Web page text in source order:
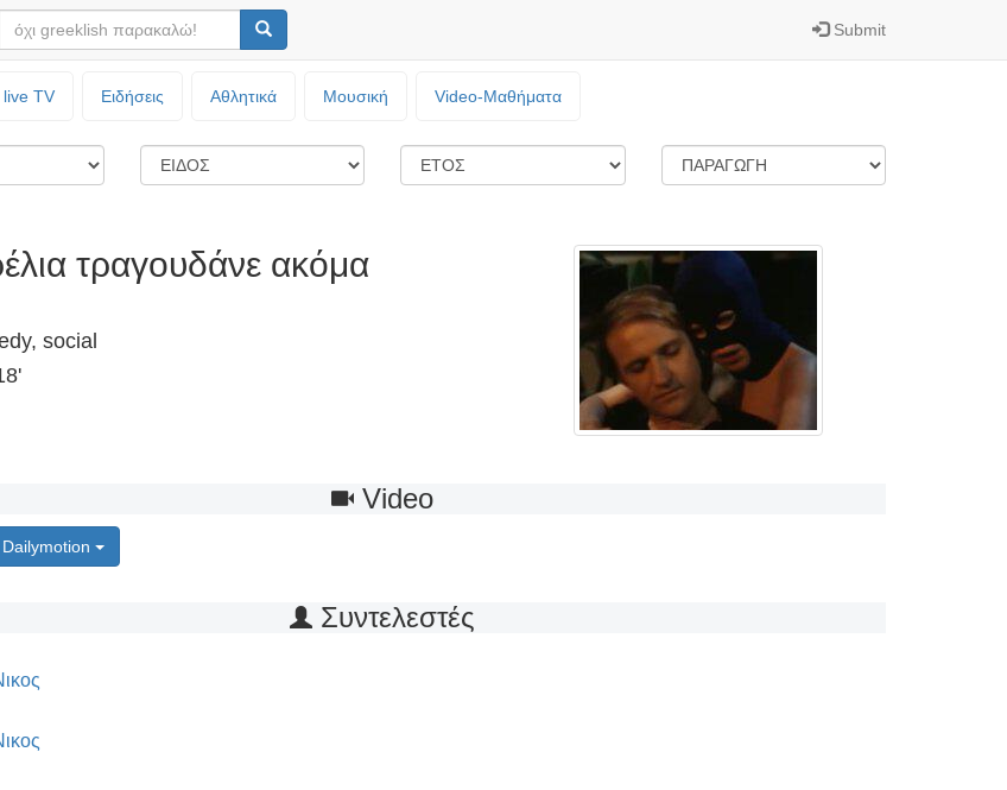
Submit
live TV Ειδήσεις Αθλητικά Μουσική Video-Mαθήματα
τραγουδάνε ακόμα
social
Video
Συντελεστές